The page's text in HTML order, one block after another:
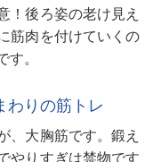
！後ろ姿の老け見え
筋肉を付けていくの
す。
わりの筋トレ
、大胸筋です。鍛え
やりすぎは禁物です